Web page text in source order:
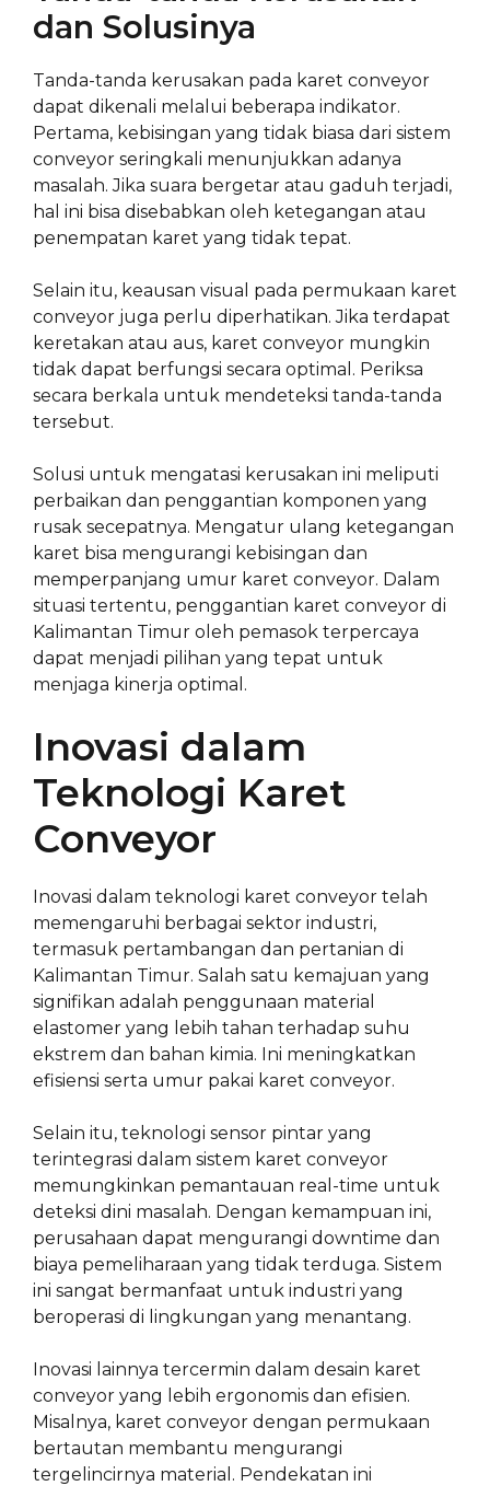
dan Solusinya
Tanda-tanda kerusakan pada karet conveyor
dapat dikenali melalui beberapa indikator.
Pertama, kebisingan yang tidak biasa dari sistem
conveyor seringkali menunjukkan adanya
masalah. Jika suara bergetar atau gaduh terjadi,
hal ini bisa disebabkan oleh ketegangan atau
penempatan karet yang tidak tepat.
Selain itu, keausan visual pada permukaan karet
conveyor juga perlu diperhatikan. Jika terdapat
keretakan atau aus, karet conveyor mungkin
tidak dapat berfungsi secara optimal. Periksa
secara berkala untuk mendeteksi tanda-tanda
tersebut.
Solusi untuk mengatasi kerusakan ini meliputi
perbaikan dan penggantian komponen yang
rusak secepatnya. Mengatur ulang ketegangan
karet bisa mengurangi kebisingan dan
memperpanjang umur karet conveyor. Dalam
situasi tertentu, penggantian karet conveyor di
Kalimantan Timur oleh pemasok terpercaya
dapat menjadi pilihan yang tepat untuk
menjaga kinerja optimal.
Inovasi dalam
Teknologi Karet
Conveyor
Inovasi dalam teknologi karet conveyor telah
memengaruhi berbagai sektor industri,
termasuk pertambangan dan pertanian di
Kalimantan Timur. Salah satu kemajuan yang
signifikan adalah penggunaan material
elastomer yang lebih tahan terhadap suhu
ekstrem dan bahan kimia. Ini meningkatkan
efisiensi serta umur pakai karet conveyor.
Selain itu, teknologi sensor pintar yang
terintegrasi dalam sistem karet conveyor
memungkinkan pemantauan real-time untuk
deteksi dini masalah. Dengan kemampuan ini,
perusahaan dapat mengurangi downtime dan
biaya pemeliharaan yang tidak terduga. Sistem
ini sangat bermanfaat untuk industri yang
beroperasi di lingkungan yang menantang.
Inovasi lainnya tercermin dalam desain karet
conveyor yang lebih ergonomis dan efisien.
Misalnya, karet conveyor dengan permukaan
bertautan membantu mengurangi
tergelincirnya material. Pendekatan ini